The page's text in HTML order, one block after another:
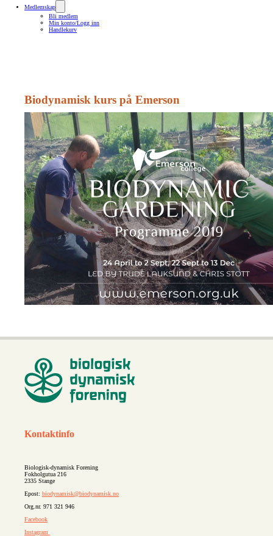
Medlemskap
Bli medlem
Min konto/Logg inn
Handlekurv
Biodynamisk kurs på Emerson
Kontaktinfo
Biologisk-dynamisk Forening
Fokholgutua 216
2335 Stange
Epost: biodynamisk@biodynamisk.no
Org.nr. 971 321 946
Facebook
Instagram